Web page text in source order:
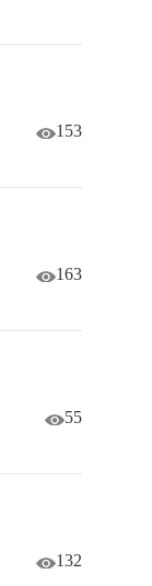
153
163
55
132